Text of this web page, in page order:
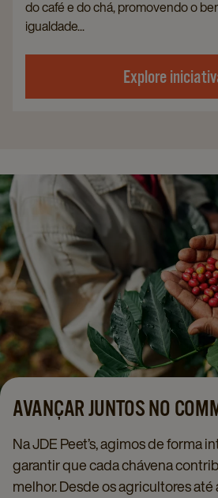
do café e do chá, promovendo o
igualdade...
Explore
AVANÇAR JUNTOS NO
Na JDE Peet’s, agimos de forma
garantir que cada chávena
melhor. Desde os agricultores